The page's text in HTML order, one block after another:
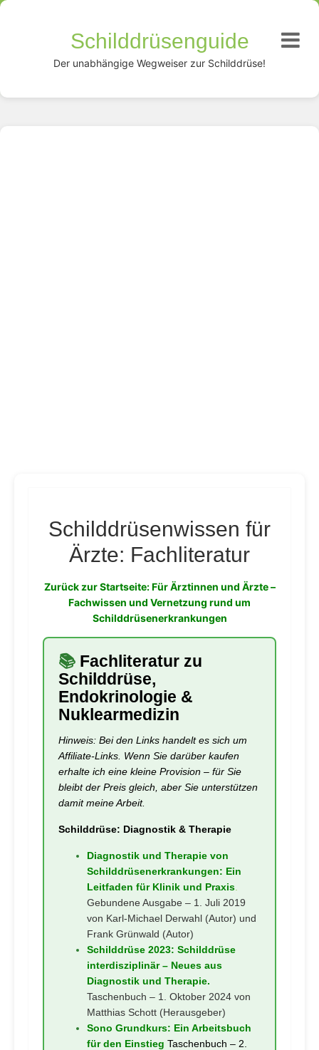
Schilddrüsenguide
Der unabhängige Wegweiser zur Schilddrüse!
Schilddrüsenwissen für
Ärzte: Fachliteratur
Zurück zur Startseite: Für Ärztinnen und Ärzte –
Fachwissen und Vernetzung rund um
Schilddrüsenerkrankungen
📚 Fachliteratur zu
Schilddrüse,
Endokrinologie &
Nuklearmedizin
Hinweis: Bei den Links handelt es sich um
Affiliate-Links. Wenn Sie darüber kaufen
erhalte ich eine kleine Provision – für Sie
bleibt der Preis gleich, aber Sie unterstützen
damit meine Arbeit.
Schilddrüse: Diagnostik & Therapie
Diagnostik und Therapie von
Schilddrüsenerkrankungen: Ein
Leitfaden für Klinik und Praxis
Gebundene Ausgabe – 1. Juli 2019
von Karl-Michael Derwahl (Autor) und
Frank Grünwald (Autor)
Schilddrüse 2023: Schilddrüse
interdisziplinär – Neues aus
Diagnostik und Therapie.
Taschenbuch – 1. Oktober 2024 von
Matthias Schott (Herausgeber)
Sono Grundkurs: Ein Arbeitsbuch
für den Einstieg Taschenbuch – 2.